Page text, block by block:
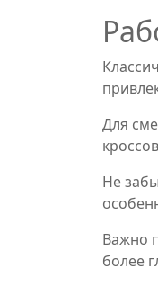
Для
Не
Важно
более